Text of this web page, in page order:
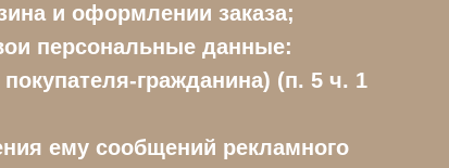
и оформлении заказа;
персональные данные:
гражданина) (п. 5 ч. 1
ему сообщений рекламного